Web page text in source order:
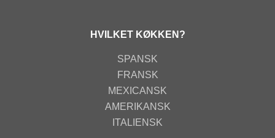
HVILKET KØKKEN?
SPANSK
FRANSK
MEXICANSK
AMERIKANSK
ITALIENSK